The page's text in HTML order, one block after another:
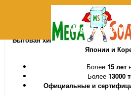
MegaSoap.ru
Бытовая химия и косметика оптом
Японии и
Более 15 лет
Более 13000
Официальные и